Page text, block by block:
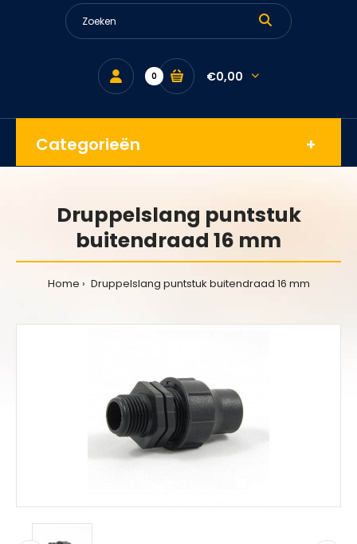
0 €0,00
Categorieën
Druppelslang puntstuk
buitendraad 16 mm
Home Druppelslang puntstuk buitendraad 16 mm